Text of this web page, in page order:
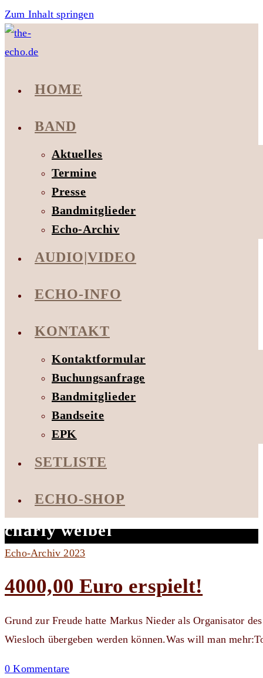
Zum Inhalt springen
HOME
BAND
Aktuelles
Termine
Presse
Bandmitglieder
Echo-Archiv
AUDIO|VIDEO
ECHO-INFO
KONTAKT
Kontaktformular
Buchungsanfrage
Bandmitglieder
Bandseite
EPK
SETLISTE
ECHO-SHOP
charly weibel
Echo-Archiv 2023
4000,00 Euro erspielt!
Grund zur Freude hatte Markus Nieder als Organisator
Wiesloch übergeben werden können.Was will man
0 Kommentare